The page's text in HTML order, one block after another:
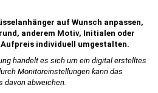
auf Wunsch anpassen,
anderem Motiv, Initialen oder
Aufpreis individuell umgestalten.
handelt es sich um ein digital erstelltes
Monitoreinstellungen kann das
davon abweichen.